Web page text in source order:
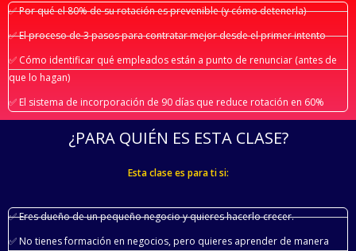
✅ Por qué el 80% de su rotación es prevenible (y cómo detenerla)
✅ El proceso de 3 pasos para contratar mejor desde el primer intento
✅ Cómo identificar qué empleados están a punto de renunciar (antes de
que lo hagan)
✅ El sistema de incorporación de 90 días que reduce rotación en 60%
¿PARA QUIÉN ES ESTA CLASE?
Esta clase es para ti si:
✅ Eres dueño de un pequeño negocio y quieres hacerlo crecer.
✅ No tienes formación en negocios, pero quieres aprender de manera